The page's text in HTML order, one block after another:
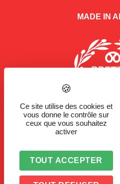
MADE IN
LA
D'UNE
Ce site utilise des cookies et
vous donne le contrôle sur
ceux que vous souhaitez
activer
TOUT ACCEPTER